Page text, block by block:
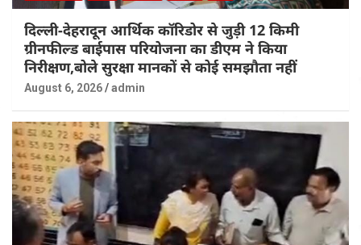
दिल्ली-देहरादून आर्थिक कॉरिडोर से जुड़ी 12 किमी
ग्रीनफील्ड बाईपास परियोजना का डीएम ने किया
निरीक्षण,बोले सुरक्षा मानकों से कोई समझौता नहीं
August 6, 2026 admin